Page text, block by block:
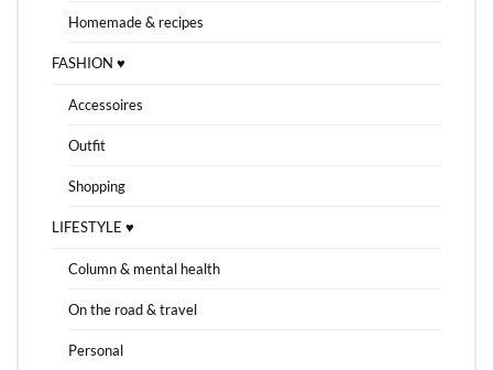
Homemade & recipes
FASHION ♥
Accessoires
Outfit
Shopping
LIFESTYLE ♥
Column & mental health
On the road & travel
Personal